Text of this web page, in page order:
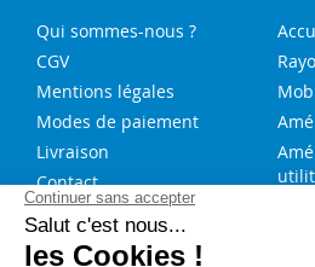
Qui sommes-nous ?
CGV
Mentions légales
Modes de paiement
Livraison
Contact
NOS SERVICES